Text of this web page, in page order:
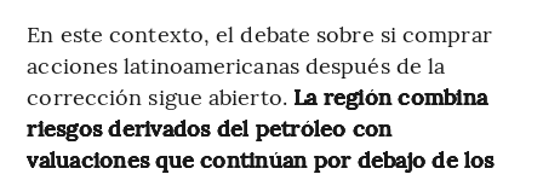
En este contexto, el debate sobre si comprar
acciones latinoamericanas después de la
corrección sigue abierto. La región combina
riesgos derivados del petróleo con
valuaciones que continúan por debajo de los